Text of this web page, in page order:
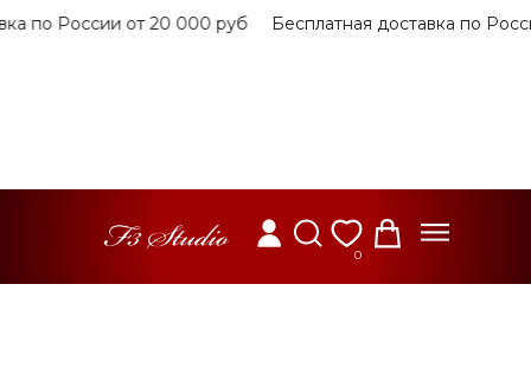
по России от 20 000 руб Бесплатная доставка по
0